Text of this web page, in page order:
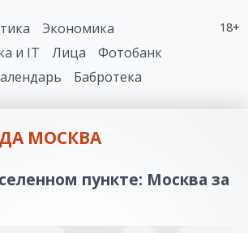
18+
Экономика
и IT Лица
Фотобанк
Бабротека
МОСКВА
пункте: Москва за